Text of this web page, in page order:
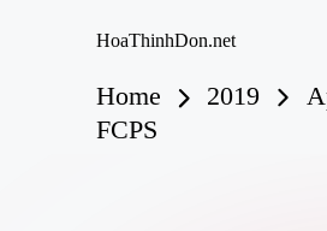
HoaThinhDon.net
Events
Washington
Home 2019
FCPS